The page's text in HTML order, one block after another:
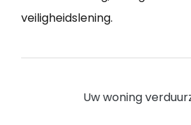
veiligheidslening.
Uw woning